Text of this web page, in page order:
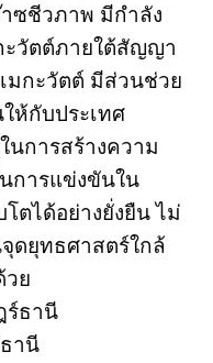
ซชีวภาพ มีกำลัง
ะวัตต์ภายใต้สัญญา
มกะวัตต์ มีส่วนช่วย
ห้กับประเทศ
การสร้างความ
การแข่งขันใน
ตได้อย่างยั่งยืน ไม่
จุดยุทธศาสตร์ใกล้
วย
ร์ธานี
านี